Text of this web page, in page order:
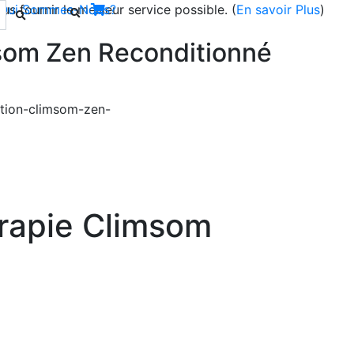
fournir le meilleur service possible. (En savoir Plus)
Qui Sommes-Nous?
Zen Reconditionné
Climsom